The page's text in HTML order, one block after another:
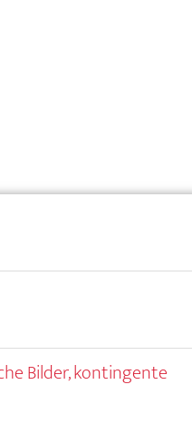
Bilder, kontingente